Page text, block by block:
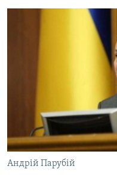
КИТАЙ.ВИКЛИКИ
КРИМ РЕАЛІЇ
РУС
Андрій Парубій